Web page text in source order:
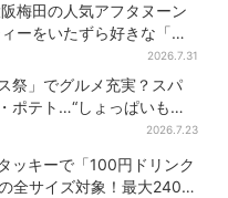
梅田の人気アフタヌーン
ーをいたずら好きな「リ
ルミイ」がジャック！「ム
ミン」たちとバカンスへ
2026.7.31
祭」でグルメ充実？スパ
ポテト…“しょっぱいもの
2026.7.23
ッキーで「100円ドリンク
全サイズ対象！最大240円